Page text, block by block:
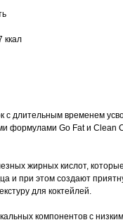
ккал
с длительным временем
формулами Go Fat и Clean
жирных кислот,
и при этом создают
для коктейлей.
компонентов с